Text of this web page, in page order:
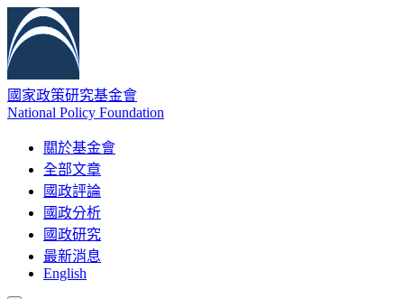
國家政策研究基金會
National Policy Foundation
關於基金會
全部文章
國政評論
國政分析
國政研究
最新消息
English